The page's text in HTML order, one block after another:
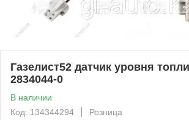
Газелист52 датчик уровня
2834044-0
В наличии
Код: 134344294
Розница